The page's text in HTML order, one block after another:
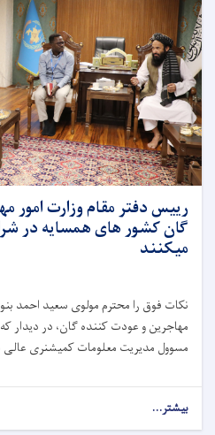
رییس دفتر مقام وزارت امور
گان کشور های همسایه در
میکنند
نکات فوق را محترم مولوی سعید احمد
مهاجرین و عودت کننده گان، در دیدار که
مسوول مدیریت معلومات کمیشنری
بیشتر...